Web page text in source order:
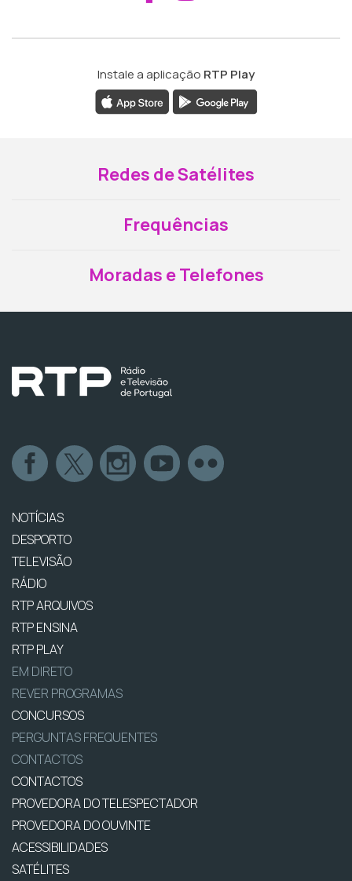
Instale a aplicação RTP Play
Redes de Satélites
Frequências
Moradas e Telefones
NOTÍCIAS
DESPORTO
TELEVISÃO
RÁDIO
RTP ARQUIVOS
RTP ENSINA
RTP PLAY
EM DIRETO
REVER PROGRAMAS
CONCURSOS
PERGUNTAS FREQUENTES
CONTACTOS
CONTACTOS
PROVEDORA DO TELESPECTADOR
PROVEDORA DO OUVINTE
ACESSIBILIDADES
SATÉLITES